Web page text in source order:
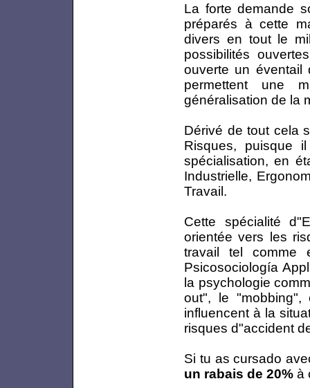
La forte demande
préparés à cette
divers en tout le
possibilités
ouverte un éventail
permettent une
généralisation de la
Dérivé de tout cela
Risques, puisque
spécialisation, en
Industrielle,
Travail.
Cette spécialité
orientée vers les
travail tel comme
Psicosociología
la psychologie
out", le "mobbing",
influencent à la
risques d"accident
Si tu as cursado
un rabais de 20% à